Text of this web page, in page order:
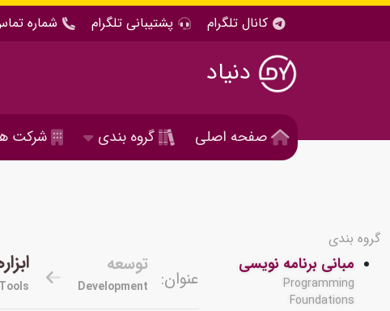
کانال تلگرام پشتیبانی تلگرام شماره
دنیاد
صفحه اصلی گروه بندی شرکت
گروه بندی
مبانی برنامه نویسی
Programming
Foundations
عنوان:
توسعه
Development